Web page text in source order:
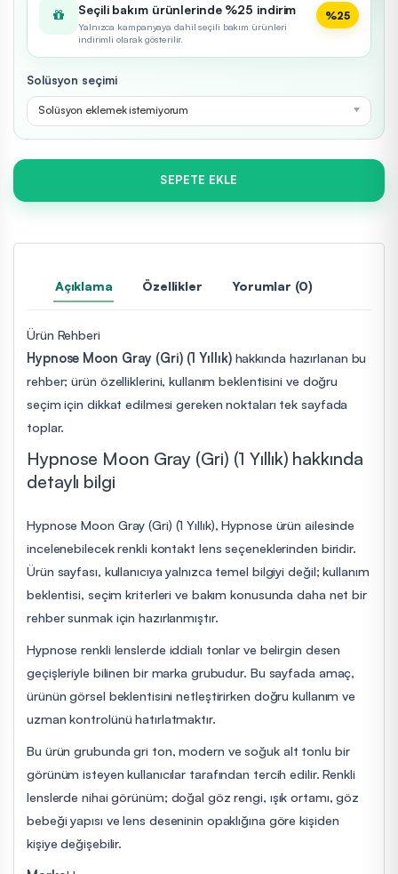
Seçili bakım ürünlerinde %25 indirim
Yalnızca kampanyaya dahil seçili bakım ürünleri
indirimli olarak gösterilir.
%25
Solüsyon seçimi
Solüsyon eklemek istemiyorum
SEPETE EKLE
Açıklama Özellikler Yorumlar (0)
Ürün Rehberi
Hypnose Moon Gray (Gri) (1 Yıllık)hakkında hazırlanan bu
rehber; ürün özelliklerini, kullanım beklentisini ve doğru
seçim için dikkat edilmesi gereken noktaları tek sayfada
toplar.
Hypnose Moon Gray (Gri) (1 Yıllık) hakkında
detaylı bilgi
Hypnose Moon Gray (Gri) (1 Yıllık), Hypnose ürün ailesinde
incelenebilecek renkli kontakt lens seçeneklerinden biridir.
Ürün sayfası, kullanıcıya yalnızca temel bilgiyi değil; kullanım
beklentisi, seçim kriterleri ve bakım konusunda daha net bir
rehber sunmak için hazırlanmıştır.
Hypnose renkli lenslerde iddialı tonlar ve belirgin desen
geçişleriyle bilinen bir marka grubudur. Bu sayfada amaç,
ürünün görsel beklentisini netleştirirken doğru kullanım ve
uzman kontrolünü hatırlatmaktır.
Bu ürün grubunda gri ton, modern ve soğuk alt tonlu bir
görünüm isteyen kullanıcılar tarafından tercih edilir. Renkli
lenslerde nihai görünüm; doğal göz rengi, ışık ortamı, göz
bebeği yapısı ve lens deseninin opaklığına göre kişiden
kişiye değişebilir.